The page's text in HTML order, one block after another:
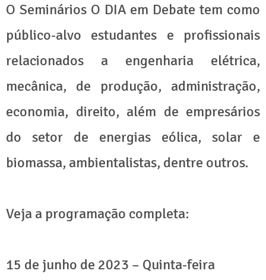
O Seminários O DIA em Debate tem como
público-alvo estudantes e profissionais
relacionados a engenharia elétrica,
mecânica, de produção, administração,
economia, direito, além de empresários
do setor de energias eólica, solar e
biomassa, ambientalistas, dentre outros.
Veja a programação completa:
15 de junho de 2023 – Quinta-feira